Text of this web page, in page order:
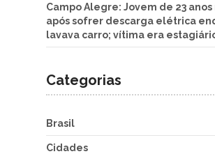
Campo Alegre: Jovem de 23
após sofrer descarga elétrica
lavava carro; vítima era
Categorias
Brasil
Cidades